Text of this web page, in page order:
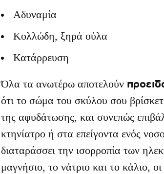
Αδυναμία
Κολλώδη, ξηρά ούλα
Κατάρρευση
Όλα τα ανωτέρω αποτελούν
ότι το σώμα του σκύλου σου
της αφυδάτωσης, και συνεπώς
κτηνίατρο ή στα επείγοντα ενός
διαταράσσει την ισορροπία των
μαγνήσιο, το νάτριο και το κάλιο,